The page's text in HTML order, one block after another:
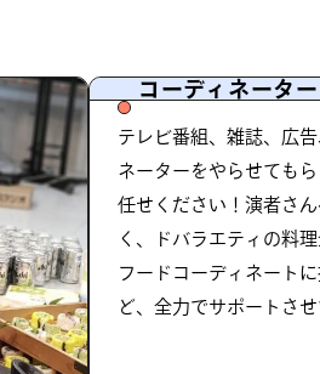
コーディネーター
テレビ番組、雑誌、広
ネーターをやらせても
任せください！演者さ
く、ドバラエティの料
フードコーディネート
ど、全力でサポートさ